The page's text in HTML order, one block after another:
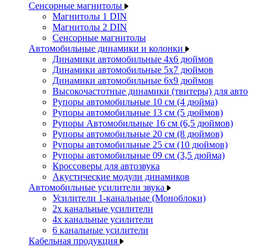
Сенсорные магнитолы
Магнитолы 1 DIN
Магнитолы 2 DIN
Сенсорные магнитолы
Автомобильные динамики и колонки
Динамики автомобильные 4x6 дюймов
Динамики автомобильные 5x7 дюймов
Динамики автомобильные 6x9 дюймов
Высокочастотные динамики (твитеры) для авто
Рупоры автомобильные 10 см (4 дюйма)
Рупоры автомобильные 13 см (5 дюймов)
Рупоры Автомобильные 16 см (6,5 дюймов)
Рупоры автомобильные 20 см (8 дюймов)
Рупоры автомобильные 25 см (10 дюймов)
Рупоры автомобильные 09 см (3,5 дюйма)
Кроссоверы для автозвука
Акустические модули динамиков
Автомобильные усилители звука
Усилители 1-канальные (Моноблоки)
2х канальные усилители
4х канальные усилители
6 канальные усилители
Кабельная продукция